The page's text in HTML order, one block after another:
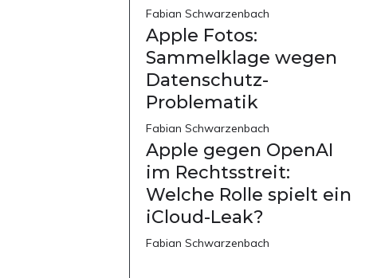
Fabian Schwarzenbach
Apple Fotos:
Sammelklage wegen
Datenschutz-
Problematik
Fabian Schwarzenbach
Apple gegen OpenAI
im Rechtsstreit:
Welche Rolle spielt ein
iCloud-Leak?
Fabian Schwarzenbach